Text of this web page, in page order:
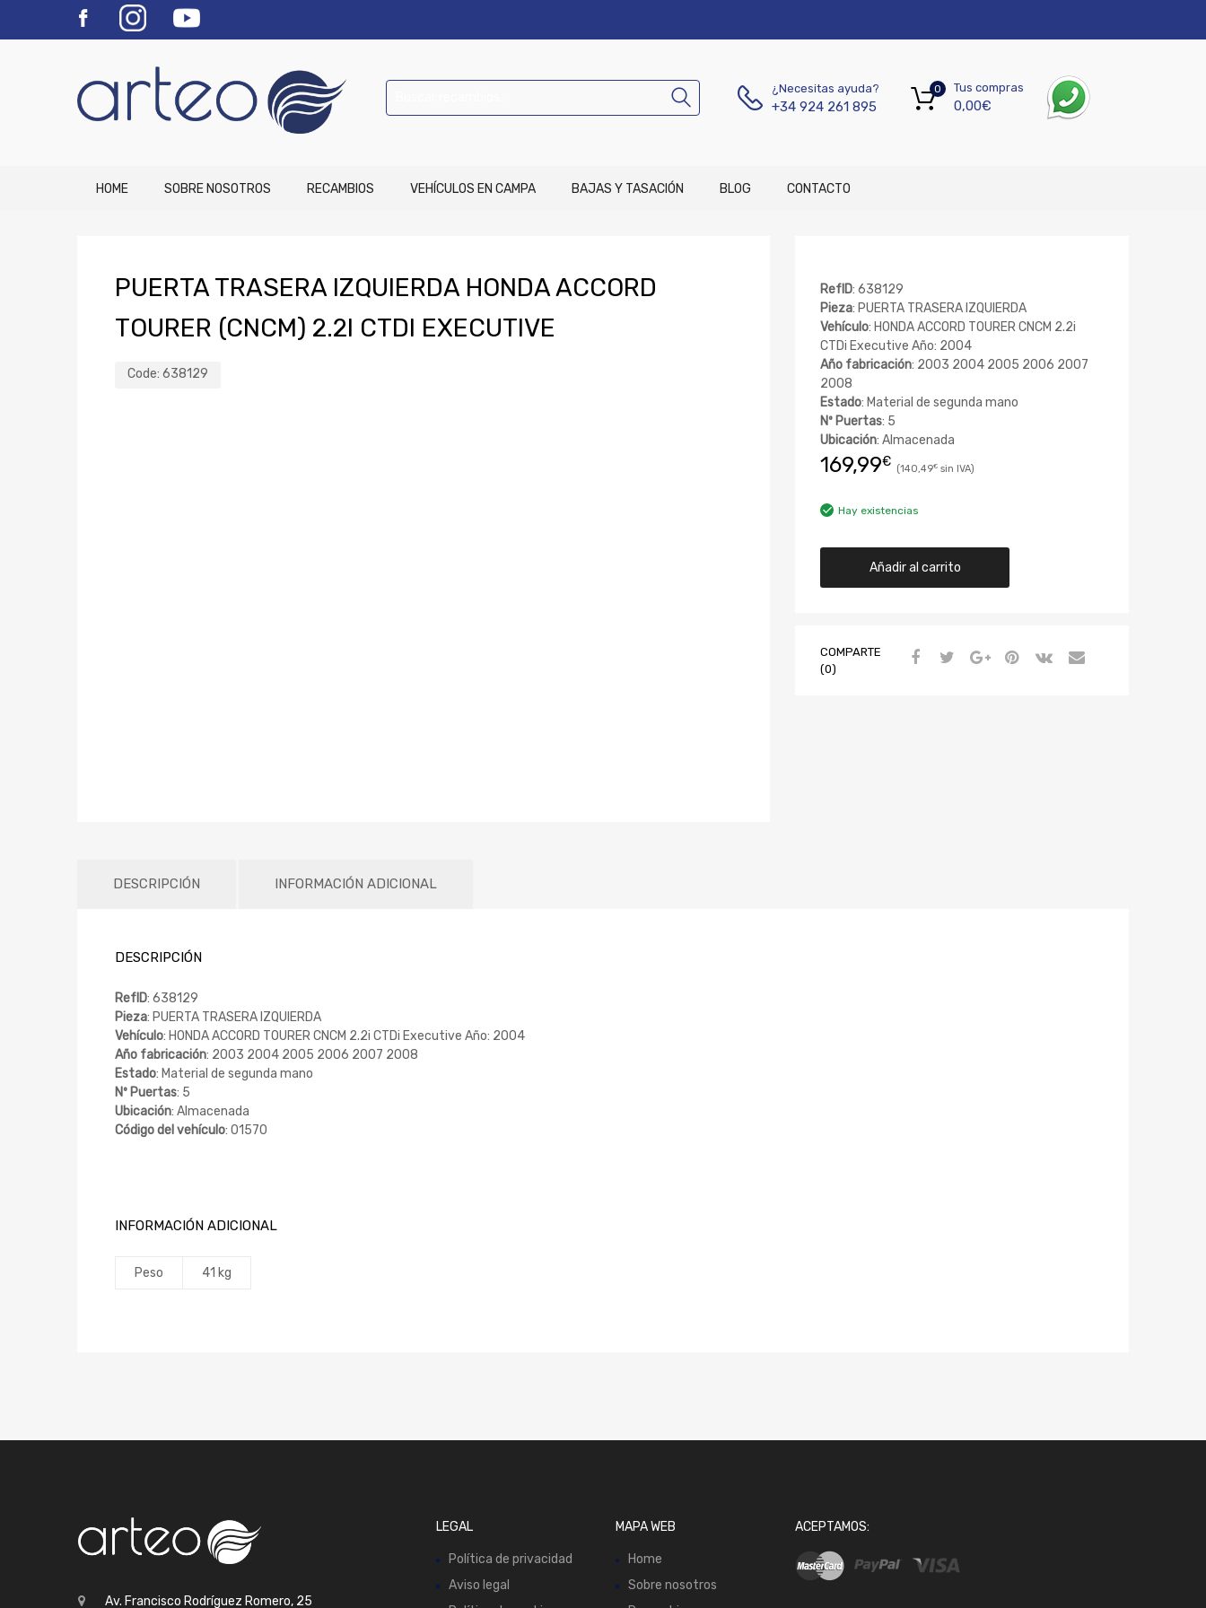
¿Necesitas ayuda?
+34 924 261 895
Tus compras
0,00€
0
HOME SOBRE NOSOTROS RECAMBIOS VEHÍCULOS EN CAMPA BAJAS Y TASACIÓN BLOG CONTACTO
PUERTA TRASERA IZQUIERDA HONDA ACCORD
TOURER (CNCM) 2.2I CTDI EXECUTIVE
Code: 638129
RefID: 638129
Pieza: PUERTA TRASERA IZQUIERDA
Vehículo: HONDA ACCORD TOURER CNCM 2.2i
CTDi Executive Año: 2004
Año fabricación: 2003 2004 2005 2006 2007
2008
Estado: Material de segunda mano
Nº Puertas: 5
Ubicación: Almacenada
169,99€ 140,49€
Hay existencias
Añadir al carrito
COMPARTE
(0)
DESCRIPCIÓN INFORMACIÓN ADICIONAL
DESCRIPCIÓN
RefID: 638129
Pieza: PUERTA TRASERA IZQUIERDA
Vehículo: HONDA ACCORD TOURER CNCM 2.2i CTDi Executive Año: 2004
Año fabricación: 2003 2004 2005 2006 2007 2008
Estado: Material de segunda mano
Nº Puertas: 5
Ubicación: Almacenada
Código del vehículo: 01570
INFORMACIÓN ADICIONAL
Peso 41 kg
Av. Francisco Rodríguez Romero, 25
LEGAL
Política de privacidad
Aviso legal
MAPA WEB
Home
Sobre nosotros
ACEPTAMOS: